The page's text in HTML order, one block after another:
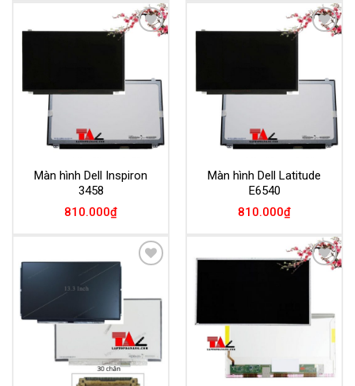
Màn hình Dell Inspiron
3458
810.000₫
Màn hình Dell Latitude
E6540
810.000₫